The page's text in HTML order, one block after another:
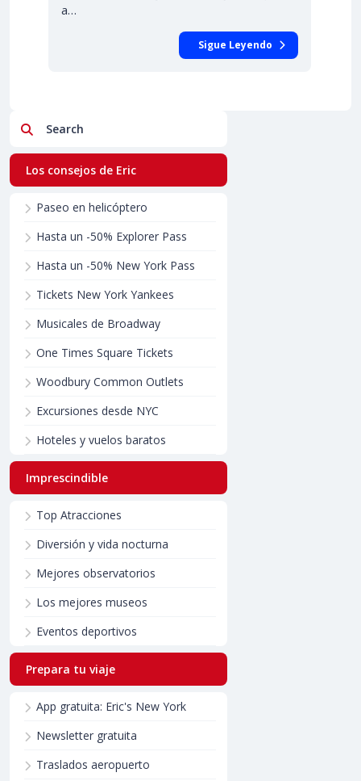
a…
Sigue Leyendo
Search
Los consejos de Eric
Paseo en helicóptero
Hasta un -50% Explorer Pass
Hasta un -50% New York Pass
Tickets New York Yankees
Musicales de Broadway
One Times Square Tickets
Woodbury Common Outlets
Excursiones desde NYC
Hoteles y vuelos baratos
Imprescindible
Top Atracciones
Diversión y vida nocturna
Mejores observatorios
Los mejores museos
Eventos deportivos
Prepara tu viaje
App gratuita: Eric's New York
Newsletter gratuita
Traslados aeropuerto